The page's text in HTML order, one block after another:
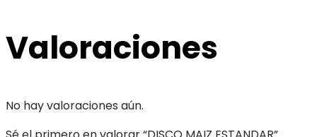
Valoraciones
No hay valoraciones aún.